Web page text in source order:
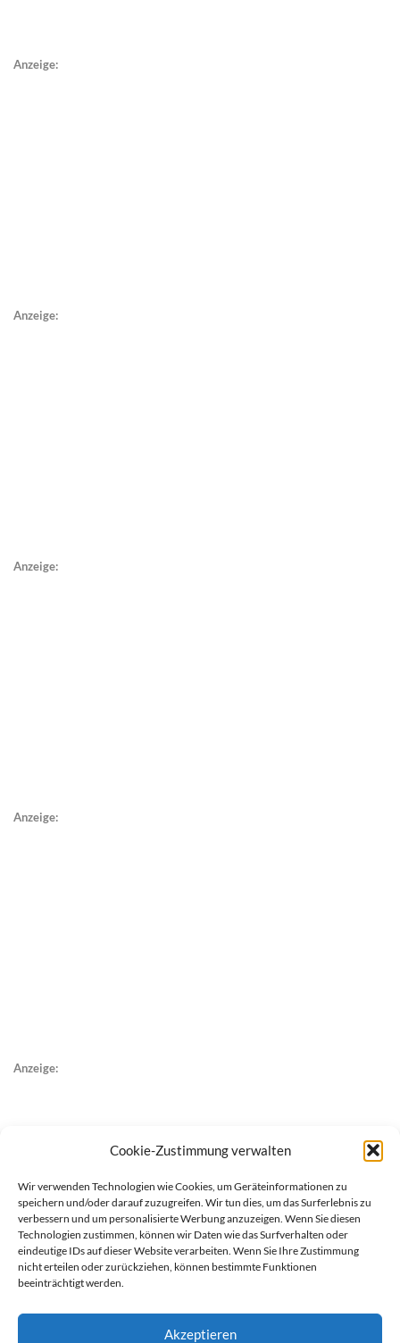
Cookie-Zustimmung verwalten
Wir verwenden Technologien wie Cookies, um Geräteinformationen zu
speichern und/oder darauf zuzugreifen. Wir tun dies, um das Surferlebnis zu
verbessern und um personalisierte Werbung anzuzeigen. Wenn Sie diesen
Technologien zustimmen, können wir Daten wie das Surfverhalten oder
eindeutige IDs auf dieser Website verarbeiten. Wenn Sie Ihre Zustimmung
nicht erteilen oder zurückziehen, können bestimmte Funktionen
beeinträchtigt werden.
Akzeptieren
Anzeige:
Anzeige:
Anzeige:
Anzeige:
Anzeige: